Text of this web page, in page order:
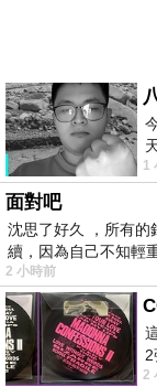
1
面對吧
沈思了好久 ，所有的
續，因為自己不知輕
不
2 小時前
2